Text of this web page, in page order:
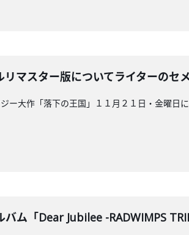
リマスター版についてライターの
ー大作「落下の王国」１１月２１日・金曜
バム「Dear Jubilee -RADWIMPS